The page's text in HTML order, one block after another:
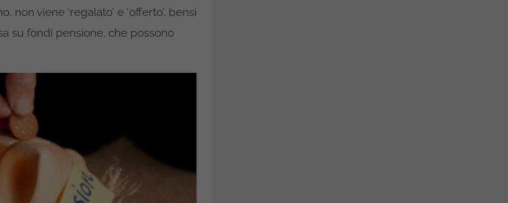
non viene ‘regalato’ e ‘offerto’, bensì
su fondi pensione, che possono